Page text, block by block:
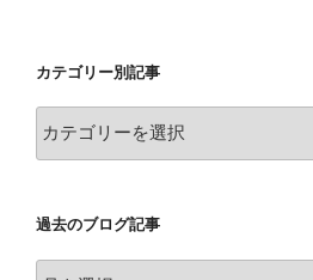
カテゴリー別記事
テ
ー
別
過去のブログ記事